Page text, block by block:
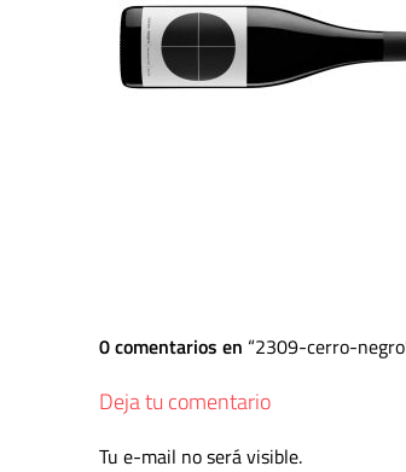
0 comentarios en 2309-cerro-negro
Deja tu comentario
Tu e-mail no será visible.